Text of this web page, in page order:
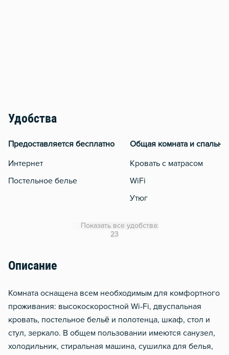
Удобства
Предоставляется бесплатно
Интернет
Постельное белье
Общая комната и спальня
Кровать с матрасом
WiFi
Утюг
Показать все удобства:
23
Описание
Комната оснащена всем необходимым для комфортного
проживания: высокоскоростной Wi-Fi, двуспальная
кровать, постельное бельё и полотенца, шкаф, стол и
стул, зеркало. В общем пользовании имеются санузел,
холодильник, стиральная машина, сушилка для белья,